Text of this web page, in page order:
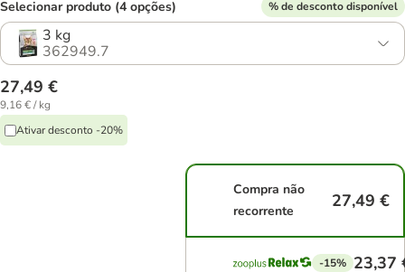
Selecionar produto (4 opções) % de desconto disponível
3 kg
362949.7
27,49 €
9,16 € / kg
Ativar desconto -20%
Compra não
recorrente
27,49 €
-15% 23,37